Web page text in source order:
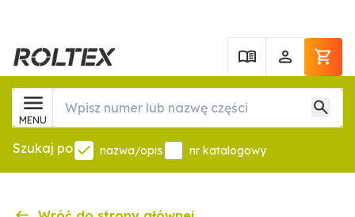
MENU
Szukaj po nazwa/opis nr katalogowy